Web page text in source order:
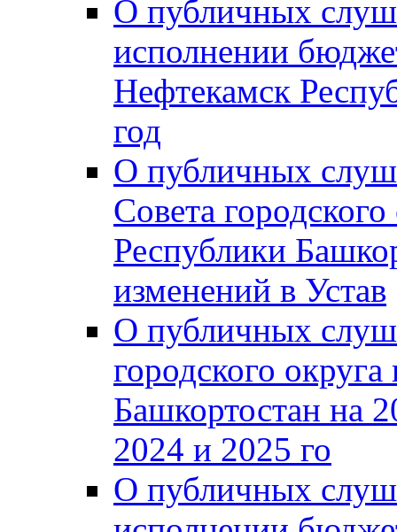
О публичных
исполнении
Нефтекамск
год
О публичных
Совета
Республики
изменений в Устав
О публичных
городского
Башкортостан на
2024 и 2025 го
О публичных